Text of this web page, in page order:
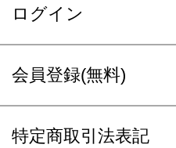
ログイン
会員登録(無料)
特定商取引法表記